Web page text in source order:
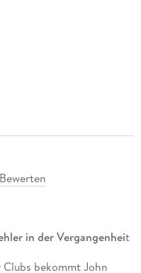
Bewerten
in der Vergangenheit
Clubs bekommt John